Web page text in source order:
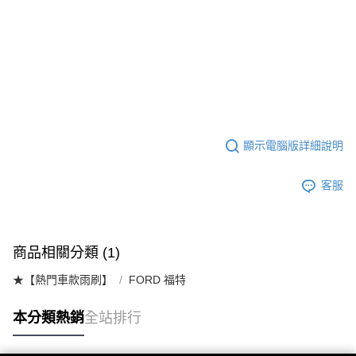
顯示電腦版詳細說明
客服
商品相關分類 (1)
★【熱門車款雨刷】 FORD 福特
本分類熱銷全站排行